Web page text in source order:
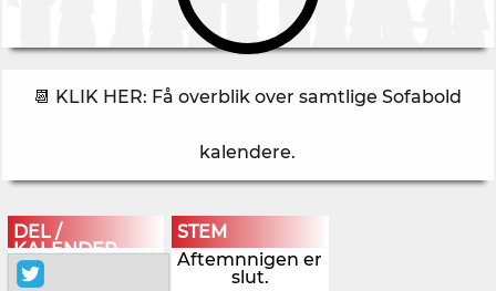
📆 KLIK HER: Få overblik over samtlige Sofabold
kalendere.
DEL /
KALENDER
STEM
Aftemnnigen er
slut.